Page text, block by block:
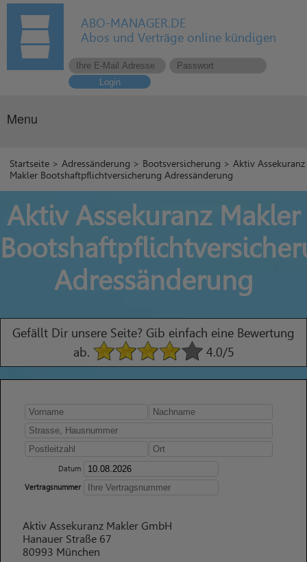
ABO-MANAGER.DE
Abos und Verträge online kündigen
Login
Menu
Startseite >Adressänderung > Bootsversicherung > Aktiv Assekuranz
Makler Bootshaftpflichtversicherung Adressänderung
Aktiv Assekuranz Makler
Adressänderung
Gefällt Dir unsere Seite? Gib einfach eine Bewertung
ab.
4.0/5
Datum
Vertragsnummer
Aktiv Assekuranz Makler GmbH
Hanauer Straße 67
80993 München